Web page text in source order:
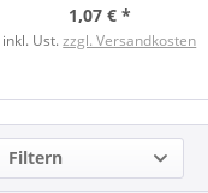
1,07 € *
inkl. Ust.zzgl. Versandkosten
Filtern